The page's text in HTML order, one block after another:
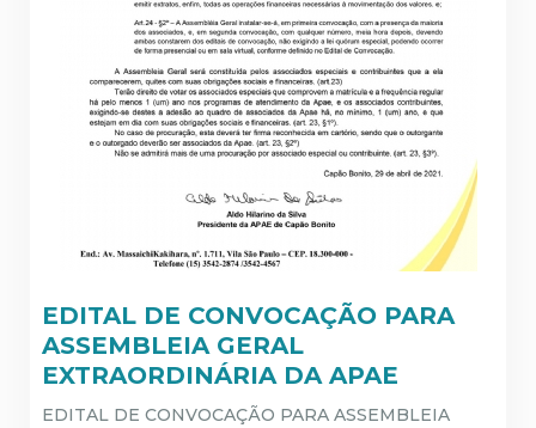
EDITAL DE CONVOCAÇÃO PARA
ASSEMBLEIA GERAL
EXTRAORDINÁRIA DA APAE
EDITAL DE CONVOCAÇÃO PARA ASSEMBLEIA